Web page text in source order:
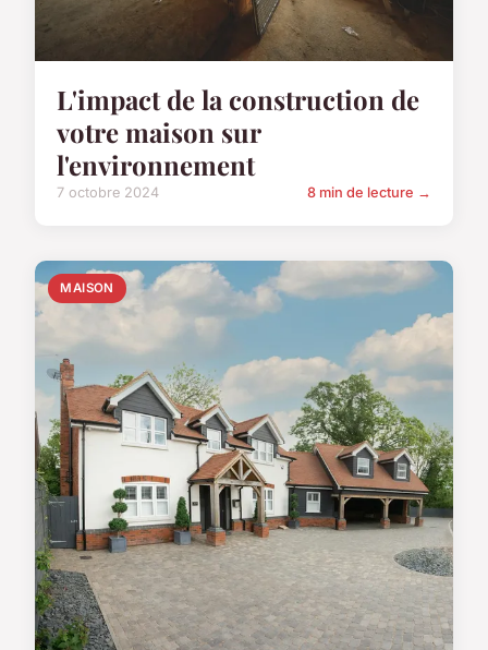
L'impact de la construction de
votre maison sur
l'environnement
7 octobre 2024 8 min de lecture →
MAISON